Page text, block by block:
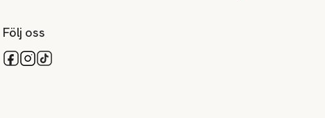
Följ oss